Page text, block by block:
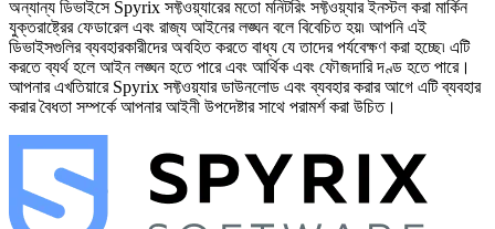
অন্যান্য ডিভাইসে Spyrix সফ্টওয়্যারের মতো মনিটরিং সফ্টওয়্যার ইনস্টল করা মার্কিন
যুক্তরাষ্ট্রের ফেডারেল এবং রাজ্য আইনের লঙ্ঘন বলে বিবেচিত হয়৷ আপনি এই
ডিভাইসগুলির ব্যবহারকারীদের অবহিত করতে বাধ্য যে তাদের পর্যবেক্ষণ করা হচ্ছে৷ এটি
করতে ব্যর্থ হলে আইন লঙ্ঘন হতে পারে এবং আর্থিক এবং ফৌজদারি দণ্ড হতে পারে।
আপনার এখতিয়ারে Spyrix সফ্টওয়্যার ডাউনলোড এবং ব্যবহার করার আগে এটি ব্যবহার
করার বৈধতা সম্পর্কে আপনার আইনী উপদেষ্টার সাথে পরামর্শ করা উচিত।